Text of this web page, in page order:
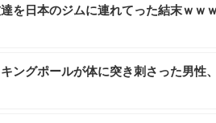
を日本のジムに連れてった結末ｗｗ
ングポールが体に突き刺さった男性